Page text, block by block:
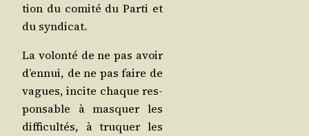
tion du comi­té du Par­ti et
du syndicat.
La volon­té de ne pas avoir
d’en­nui, de ne pas faire de
vagues, incite chaque res­
pon­sable à mas­quer les
dif­fi­cul­tés, à tru­quer les